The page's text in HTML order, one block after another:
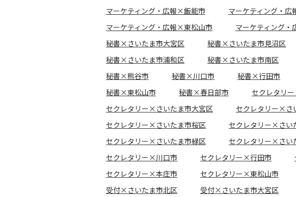
マーケティング・広報×飯能市
マーケティング・
マーケティング・広報×東松山市
マーケティング
秘書×さいたま市大宮区
秘書×さいたま市見沼区
秘書×さいたま市浦和区
秘書×さいたま市南区
秘書×熊谷市
秘書×川口市 秘書×行田市
秘書×東松山市
秘書×春日部市 セクレタリ
セクレタリー×さいたま市大宮区
セクレタリー×さ
セクレタリー×さいたま市桜区
セクレタリー×さい
セクレタリー×さいたま市緑区
セクレタリー×さい
セクレタリー×川口市
セクレタリー×行田市
セクレタリー×本庄市
セクレタリー×東松山市
受付×さいたま市北区
受付×さいたま市大宮区